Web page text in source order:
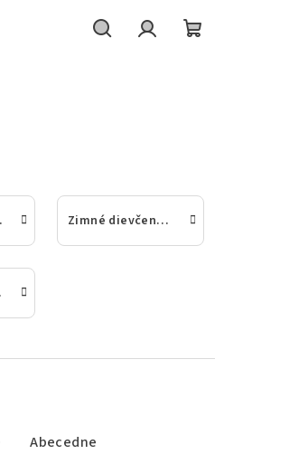
Zimné dievčenské ponožky
Abecedne